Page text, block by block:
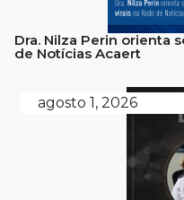
Dra. Nilza Perin orienta
de Notícias Acaert
agosto 1, 2026